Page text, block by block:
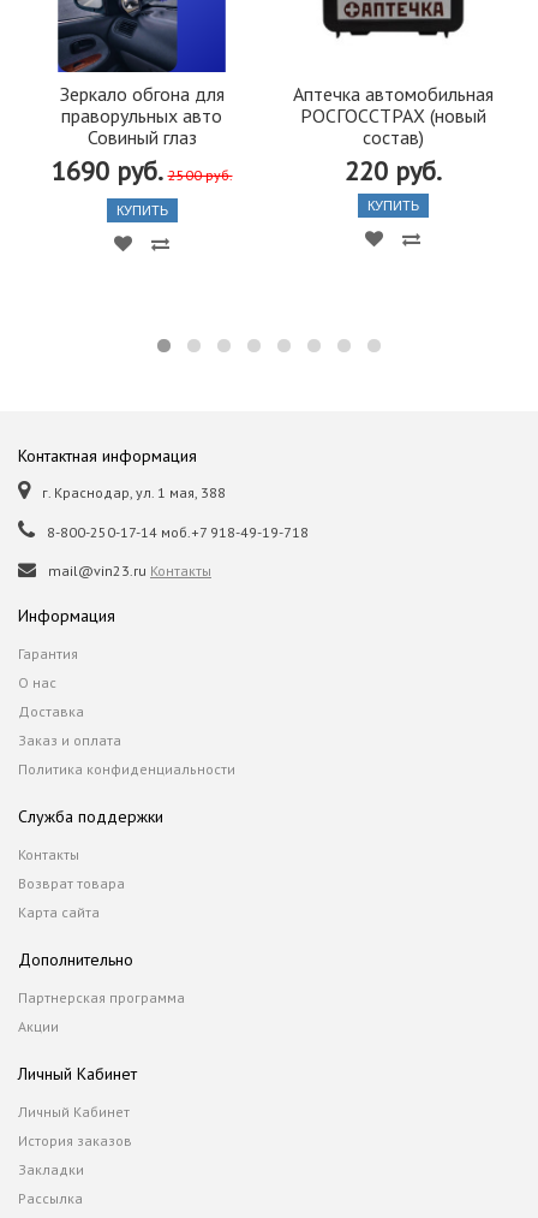
Зеркало обгона для
праворульных авто
Совиный глаз
1690 руб. 2500 руб.
КУПИТЬ
Аптечка автомобильная
РОСГОССТРАХ (новый
состав)
220 руб.
КУПИТЬ
Контактная информация
г. Краснодар, ул. 1 мая, 388
8-800-250-17-14 моб.+7 918-49-19-718
mail@vin23.ru Контакты
Информация
Гарантия
О нас
Доставка
Заказ и оплата
Политика конфиденциальности
Служба поддержки
Контакты
Возврат товара
Карта сайта
Дополнительно
Партнерская программа
Акции
Личный Кабинет
Личный Кабинет
История заказов
Закладки
Рассылка